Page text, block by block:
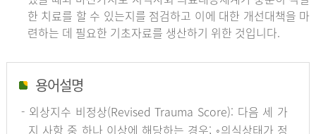
한 치료를 할 수 있는지를 점검하고 이에 대한 개선대책을 마
련하는 데 필요한 기초자료를 생산하기 위한 것입니다.
용어설명
- 외상지수 비정상(Revised Trauma Score): 다음 세 가
지 사항 중 하나 이상에 해당하는 경우; ◦의식상태가 정